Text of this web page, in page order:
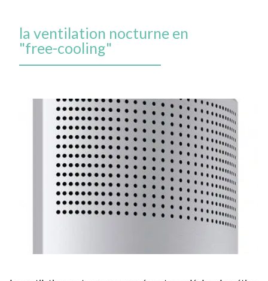
la ventilation nocturne en
"free-cooling"